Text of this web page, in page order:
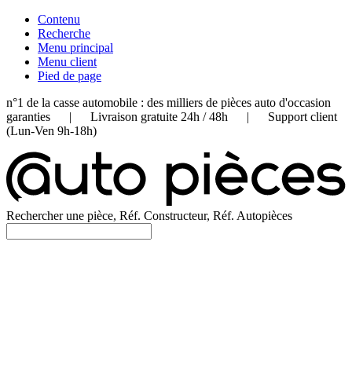
Contenu
Recherche
Menu principal
Menu client
Pied de page
n°1 de la casse automobile : des milliers de pièces auto d'occasion
garanties | Livraison gratuite 24h / 48h | Support client
(Lun-Ven 9h-18h)
Rechercher une pièce, Réf. Constructeur, Réf. Autopièces